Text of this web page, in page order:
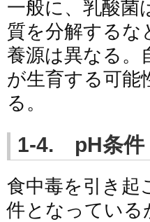
一般に、乳酸菌
質を分解するな
養源は異なる。
が生育する可能
る。
1-4. pH条件
食中毒を引き起
件となっている